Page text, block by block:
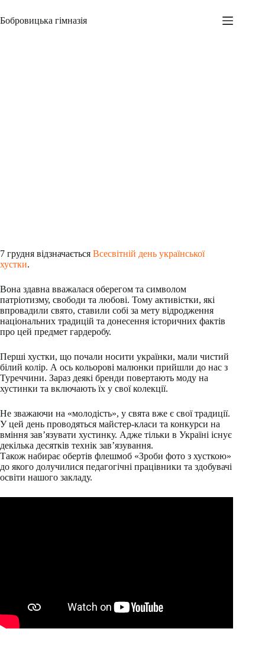
до
вмісту
Бобровицька гімназія
7 грудня відзначається Всесвітній день української
хустки.
Вона здавна вважалася оберегом та символом
патріотизму, свободи та любові. Тому активістки, які
впровадили свято, ставили собі за мету відродження
національних традицій та донесення історичних фактів
про цей предмет гардеробу.
Перші хустки, що почали носити українки, мали чистий
білий колір. А ось кольорові малюнки прийшли до нас з
Туреччини. Зараз деякі бренди повертають моду на
хустинки та включають їх у свої колекції.
Не зважаючи на «молодість», у свята вже є свої традиції.
У цей день проводяться майстер-класи та конкурси на
вміння зав’язувати хустинку. Адже тільки в Україні існує
декілька десятків технік зав’язування.
Також набирає обертів флешмоб «Зроби фото з хусткою»
до якого долучилися педагогічні працівники та здобувачі
освіти нашого закладу.